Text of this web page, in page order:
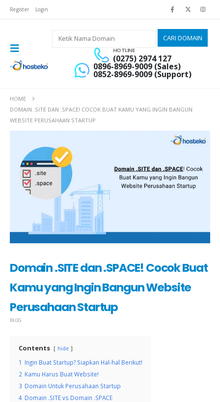
Register Login
HOTLINE
(0275) 2974 127
0896-8969-9009 (Sales)
0852-8969-9009 (Support)
HOME
DOMAIN .SITE DAN .SPACE! COCOK BUAT KAMU YANG INGIN BANGUN
WEBSITE PERUSAHAAN STARTUP
Domain .SITE dan .SPACE! Cocok Buat
Kamu yang Ingin Bangun Website
Perusahaan Startup
BLOG
Contents hide
1 Ingin Buat Startup? Siapkan Hal-hal Berikut!
2 Kamu Harus Buat Website!
3 Domain Untuk Perusahaan Startup
4 Domain .SITE vs Domain .SPACE